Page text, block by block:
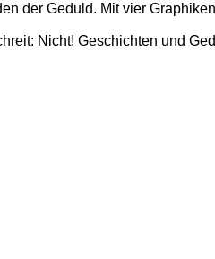
der Geduld. Mit vier
Nicht! Geschichten und